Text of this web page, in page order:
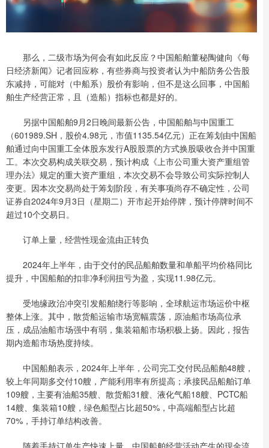
那么，二级市场为何会有如此反应？中国船舶董秘陶健向《每
日经济新闻》记者回应称，有些券商与投资者认为中船防务公告股
东减持，可能对（中船系）股价有影响，但不是这么回事，中国船
舶生产经营正常，且（造船）指标也都是好的。
另据中国船舶9月2日晚间最新公告，中国船舶与中国重工
（601989.SH，股价4.98元，市值1135.54亿元）正在筹划由中国船
舶通过向中国重工全体股东发行A股股票的方式换股吸收合并中国重
工。本次交易构成关联交易，预计构成《上市公司重大资产重组管
理办法》规定的重大资产重组，本次交易不会导致公司实际控制人
变更。因本次交易尚处于筹划阶段，有关事项尚存不确定性，公司
证券自2024年9月3日（星期二）开市起开始停牌，预计停牌时间不
超过10个交易日。
订单上量，经营性现金流由正转负
2024年上半年，由于交付的民品船舶数量和单船平均价格同比
提升，中国船舶的扣非净利润扭亏为盈，实现11.98亿元。
受地缘政治冲突引发船舶绕行等影响，全球航运市场运价中枢
整体上涨。其中，散货船运输市场宽幅震荡，原油船市场高位承
压，成品油船市场强中有弱，集装箱船市场积极上扬。因此，报告
期内造船市场热度持续。
中国船舶表示，2024年上半年，公司完工交付民品船舶48艘，
较上年同期多交付10艘，产能利用率有所提高；承接民品船舶订单
109艘，主要有油船35艘、散货船31艘、液化气船18艘、PCTC船
14艘、集装箱10艘，绿色船型占比超50%，中高端船型占比超
70%，手持订单结构改善。
随着手持订单生产快速上量，中国船舶经营活动产生的现金流